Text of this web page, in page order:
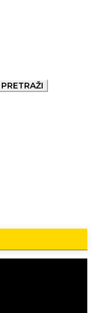
PRETRAŽI